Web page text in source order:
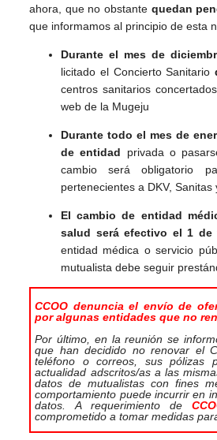
ahora, que no obstante quedan
que informamos al principio de esta
Durante el mes de
licitado el Concierto Sanitario
centros sanitarios
web de la Mugeju
Durante todo el mes de
de entidad privada o
cambio será obligatorio
pertenecientes a DKV, Sanitas
El cambio de entidad
salud será efectivo el 1 de
entidad médica o servicio
mutualista debe seguir
CCOO denuncia el envío de
por algunas entidades que no
Por último, en la reunión se
que han decidido no renovar el
teléfono o correos, sus pólizas
actualidad adscritos/as a las
datos de mutualistas con fines
comportamiento puede incurrir en
datos. A requerimiento de
comprometido a tomar medidas